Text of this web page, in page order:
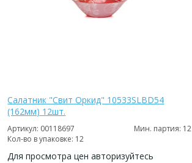
Салатник "Свит Оркид" 10533SLBD54
(162мм) 12шт.
Артикул: 00118697
Мин. партия: 12
Кол-во в упаковке: 12
Для просмотра цен авторизуйтесь